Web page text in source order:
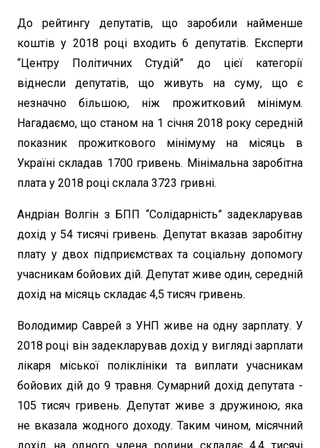
До рейтингу депутатів, що заробили найменше
коштів у 2018 році входить 6 депутатів. Експерти
“Центру Політичних Студій” до цієї категорії
віднесли депутатів, що живуть на суму, що є
незначно більшою, ніж прожитковий мінімум.
Нагадаємо, що станом на 1 січня 2018 року середній
показник прожиткового мінімуму на місяць в
Україні складав 1700 гривень. Мінімальна заробітна
плата у 2018 році склала 3723 гривні.
Андріан Волгін з БПП “Солідарність” задекларував
дохід у 54 тисячі гривень. Депутат вказав заробітну
плату у двох підприємствах та соціальну допомогу
учасникам бойових дій. Депутат живе один, середній
дохід на місяць складає 4,5 тисяч гривень.
Володимир Саврей з УНП живе на одну зарплату. У
2018 році він задекларував дохід у вигляді зарплати
лікаря міської поліклініки та виплати учасникам
бойових дій до 9 травня. Сумарний дохід депутата -
105 тисяч гривень. Депутат живе з дружиною, яка
не вказала жодного доходу. Таким чином, місячний